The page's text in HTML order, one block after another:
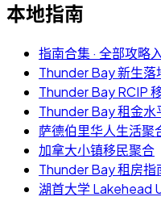
本地指南
指南合集 · 全部攻略
Thunder Bay 新生落
Thunder Bay RCIP
Thunder Bay 租金水
萨德伯里华人生活聚
加拿大小镇移民聚合
Thunder Bay 租房指
湖首大学 Lakehead